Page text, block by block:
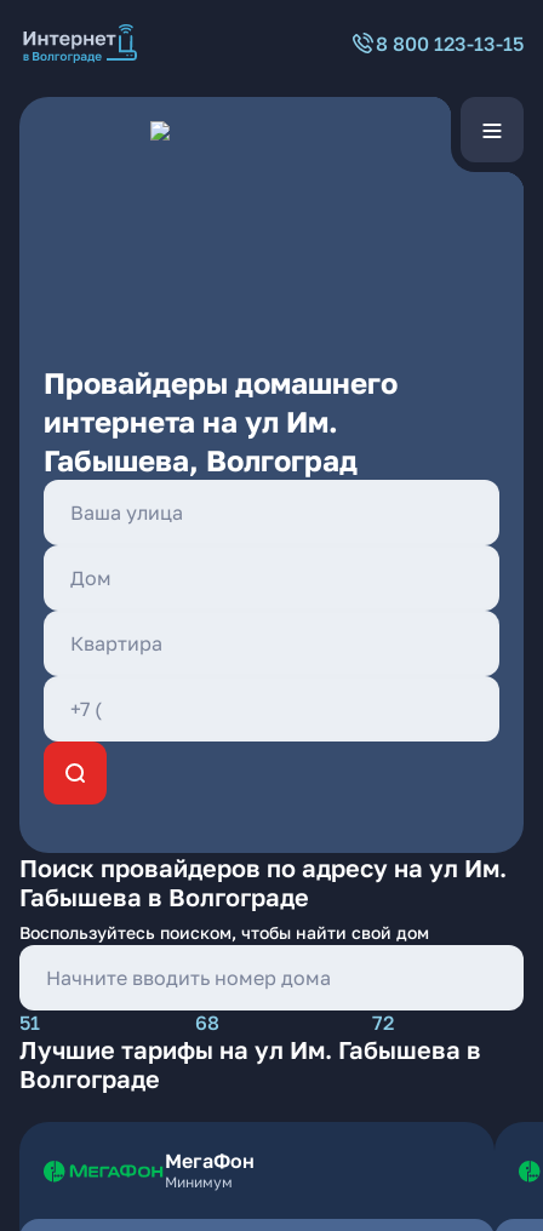
8 800 123-13-15
Провайдеры домашнего
интернета на ул Им.
Габышева, Волгоград
Поиск провайдеров по адресу на ул Им.
Габышева в Волгограде
Воспользуйтесь поиском, чтобы найти свой дом
51 68 72
Лучшие тарифы на ул Им. Габышева в
Волгограде
МегаФон
Минимум